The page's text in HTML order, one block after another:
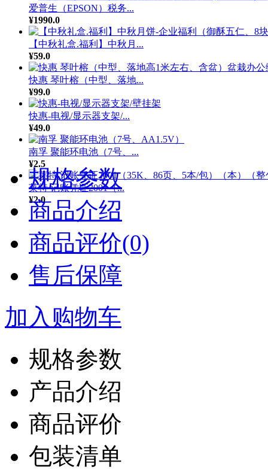
爱普生（EPSON）税务...
¥1990.0
【中秋礼盒.福利】中秋月...
¥59.0
快惠 琴叶榕（中型、落地...
¥99.0
快惠-电视/显示器支架/...
¥49.0
南孚 聚能环电池（7号、...
¥2.5
莱特 记账凭证2001（...
¥2.0
规格参数
商品介绍
商品评价(0)
售后保障
加入购物车
规格参数
产品介绍
商品评价
包装清单